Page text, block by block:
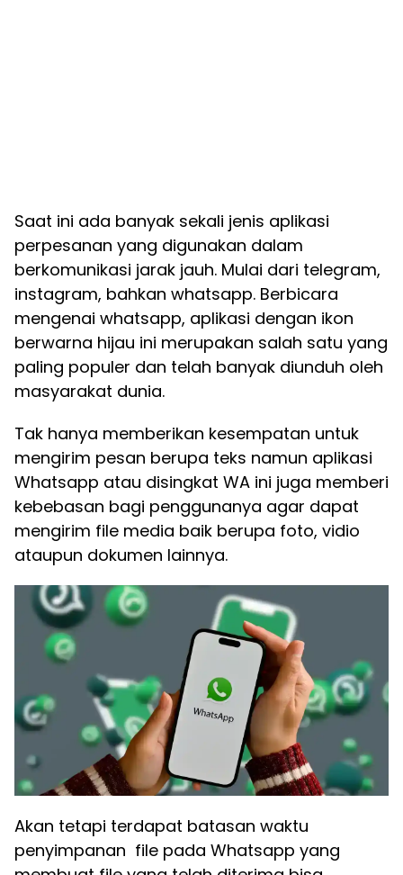
Saat ini ada banyak sekali jenis aplikasi
perpesanan yang digunakan dalam
berkomunikasi jarak jauh. Mulai dari telegram,
instagram, bahkan whatsapp. Berbicara
mengenai whatsapp, aplikasi dengan ikon
berwarna hijau ini merupakan salah satu yang
paling populer dan telah banyak diunduh oleh
masyarakat dunia.
Tak hanya memberikan kesempatan untuk
mengirim pesan berupa teks namun aplikasi
Whatsapp atau disingkat WA ini juga memberi
kebebasan bagi penggunanya agar dapat
mengirim file media baik berupa foto, vidio
ataupun dokumen lainnya.
Akan tetapi terdapat batasan waktu
penyimpanan file pada Whatsapp yang